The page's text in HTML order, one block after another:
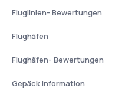
Fluglinien- Bewertungen
Flughäfen
Flughäfen- Bewertungen
Gepäck Information